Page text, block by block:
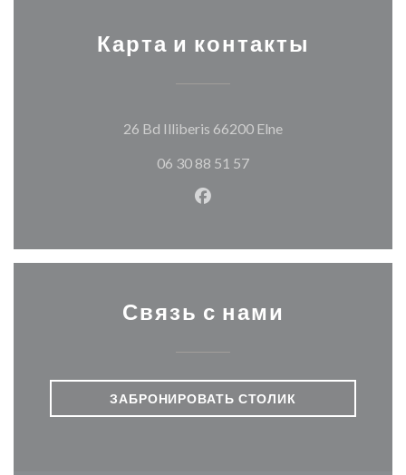
Карта и контакты
26 Bd Illiberis 66200 Elne((открывается в
06 30 88 51 57
Facebook ((открывается в
Связь с нами
ЗАБРОНИРОВАТЬ СТОЛИК